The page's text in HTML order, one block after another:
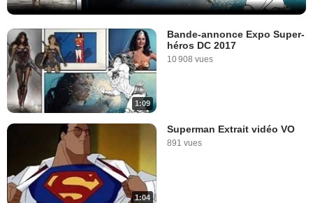
1:09
Bande-annonce Expo Super-
héros DC 2017
10 908 vues
1:04
Superman Extrait vidéo VO
891 vues